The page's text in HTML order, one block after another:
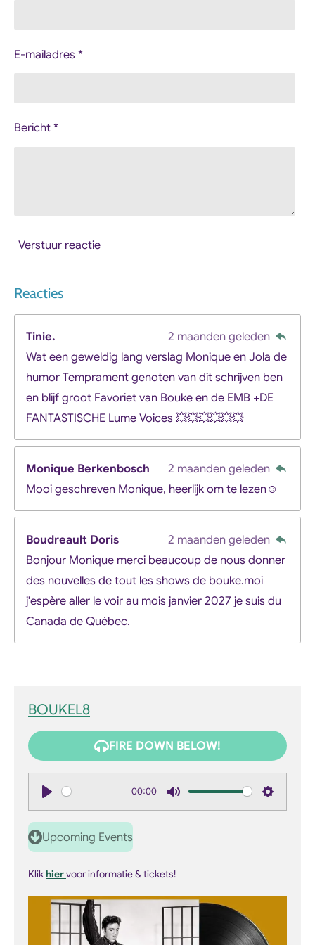
E-mailadres *
Bericht *
Verstuur reactie
Reacties
Tinie.
2 maanden geleden
Wat een geweldig lang verslag Monique en Jola de
humor Temprament genoten van dit schrijven ben
en blijf groot Favoriet van Bouke en de EMB +DE
FANTASTISCHE Lume Voices 💥💥💥💥💥💥
Monique Berkenbosch
2 maanden geleden
Mooi geschreven Monique, heerlijk om te lezen☺️
Boudreault Doris
2 maanden geleden
Bonjour Monique merci beaucoup de nous donner
des nouvelles de tout les shows de bouke.moi
j'espère aller le voir au mois janvier 2027 je suis du
Canada de Québec.
BOUKEL8
FIRE DOWN BELOW!
P
l
a
00:00
M
S
s
Upcoming Events
Klikhiervoor informatie & tickets!